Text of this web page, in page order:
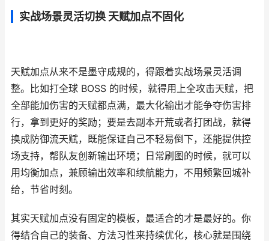
实战场景灵活切换 天赋加点不固化
天赋加点从来不是墨守成规的，得跟着实战场景灵活调
整。比如打全球 BOSS 的时候，就得用上全攻击天赋，把
全部能加伤害的天赋都点满，最大化输出才能争夺伤害排
行，拿到更好的奖励；要是去副本开荒或者打团战，就得
换成防御流天赋，既能保证自己不轻易倒下，还能提供控
场支持，帮队友创新输出环境；日常刷图的时候，就可以
用均衡加点，兼顾输出效率和续航能力，不用频繁回城补
给，节省时刻。
其实天赋加点没有固定的模板，最适合的才是最好的。你
得结合自己的装备、方法习性来持续优化，核心就是围绕